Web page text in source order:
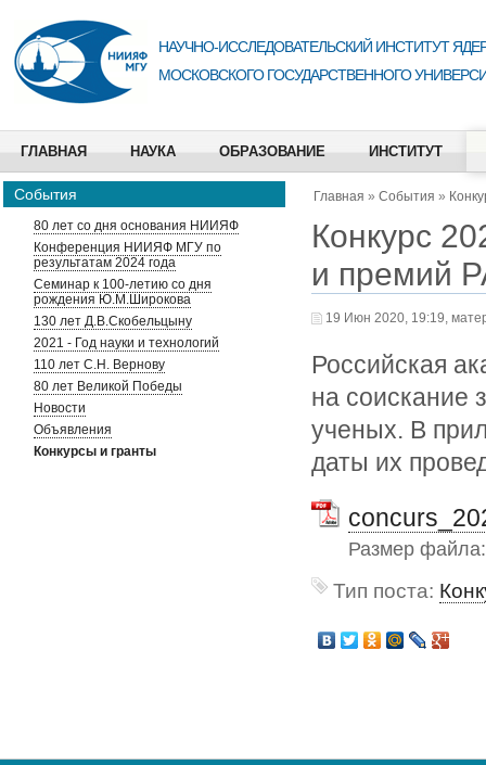
НАУЧНО-ИССЛЕДОВАТЕЛЬСКИЙ ИНСТИТУТ
МОСКОВСКОГО ГОСУДАРСТВЕННОГО
ГЛАВНАЯ НАУКА ОБРАЗОВАНИЕ ИНСТИТУТ
События
80 лет со дня основания НИИЯФ
Конференция НИИЯФ МГУ по
результатам 2024 года
Семинар к 100-летию со дня
рождения Ю.М.Широкова
130 лет Д.В.Скобельцыну
2021 - Год науки и технологий
110 лет С.Н. Вернову
80 лет Великой Победы
Новости
Объявления
Конкурсы и гранты
Главная » События »
Конкурс
и премий
19 Июн 2020, 19:19,
Российская
на соискание
ученых. В
даты их
Размер
Тип поста: